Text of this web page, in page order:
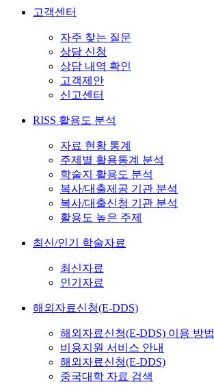
고객센터
자주 찾는 질문
상담 신청
상담 내역 확인
고객제안
신고센터
RISS 활용도 분석
자료 현황 통계
주제별 활용통계 분석
학술지 활용도 분석
복사/대출제공 기관 분석
복사/대출신청 기관 분석
활용도 높은 주제
최신/인기 학술자료
최신자료
인기자료
해외자료신청(E-DDS)
해외자료신청(E-DDS) 이용 방법
비용지원 서비스 안내
해외자료신청(E-DDS)
중국대학 자료 검색